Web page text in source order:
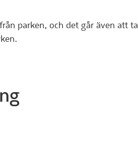
parken, och det går även att ta